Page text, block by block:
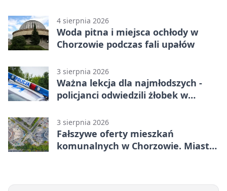
4 sierpnia 2026
Woda pitna i miejsca ochłody w
Chorzowie podczas fali upałów
3 sierpnia 2026
Ważna lekcja dla najmłodszych -
policjanci odwiedzili żłobek w
3 sierpnia 2026
Fałszywe oferty mieszkań
komunalnych w Chorzowie. Miasto